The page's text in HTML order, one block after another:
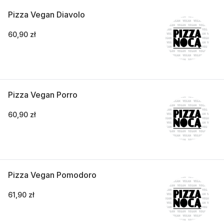
Pizza Vegan Diavolo
60,90 zł
Pizza Vegan Porro
60,90 zł
Pizza Vegan Pomodoro
61,90 zł